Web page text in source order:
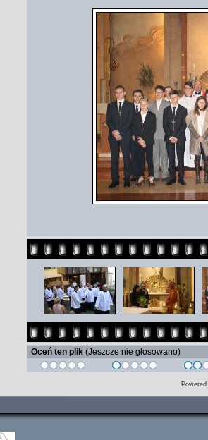
Oceń ten plik (Jeszcze nie głosowano)